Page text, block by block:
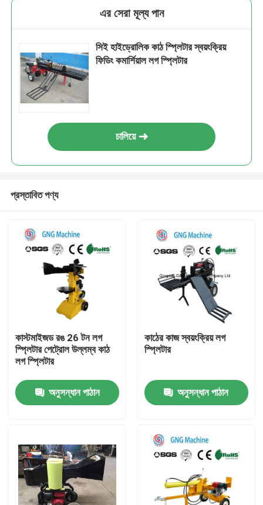
পণ্য
ভিডিও
এর সেরা মূল্য পান
সিই হাইড্রোলিক কাঠ স্প্লিটার স্বয়ংক্রিয়
ফিডিং কমার্শিয়াল লগ স্প্লিটার
চালিয়ে
প্রস্তাবিত পণ্য
কাস্টমাইজড রঙ 26 টন লগ
স্প্লিটার পেট্রোল উল্লম্ব কাঠ
লগ স্প্লিটার
অনুসন্ধান পাঠান
কাঠের কাজ স্বয়ংক্রিয় লগ
স্প্লিটার
অনুসন্ধান পাঠান